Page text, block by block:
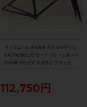
ウィリエール WILIER ガスタルデッロ
GASTALDELLO ロード フレームセット
2020年 Sサイズ クロモリ ブラック
112,750円